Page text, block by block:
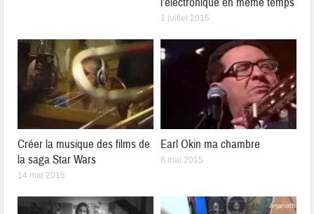
1 juillet 2015
Créer la musique des films de
la saga Star Wars
14 mai 2015
Earl Okin ma chambre
8 mai 2015